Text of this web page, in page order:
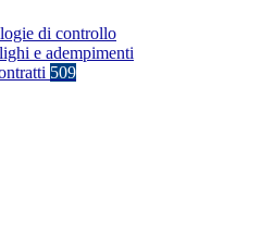
di controllo
e adempimenti
509